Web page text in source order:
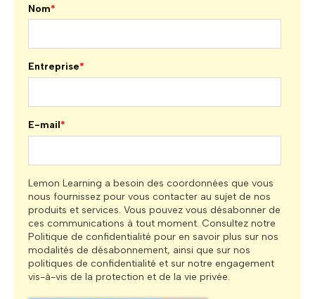
Nom*
Entreprise*
E-mail*
Lemon Learning a besoin des coordonnées que vous
nous fournissez pour vous contacter au sujet de nos
produits et services. Vous pouvez vous désabonner de
ces communications à tout moment. Consultez notre
Politique de confidentialité pour en savoir plus sur nos
modalités de désabonnement, ainsi que sur nos
politiques de confidentialité et sur notre engagement
vis-à-vis de la protection et de la vie privée.